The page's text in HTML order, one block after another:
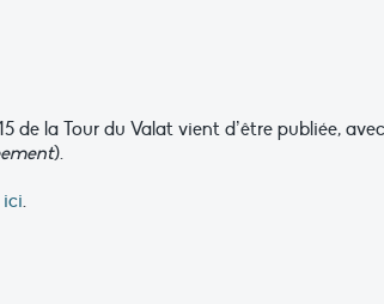
de la Tour du Valat vient d’être publiée,
).
ici.